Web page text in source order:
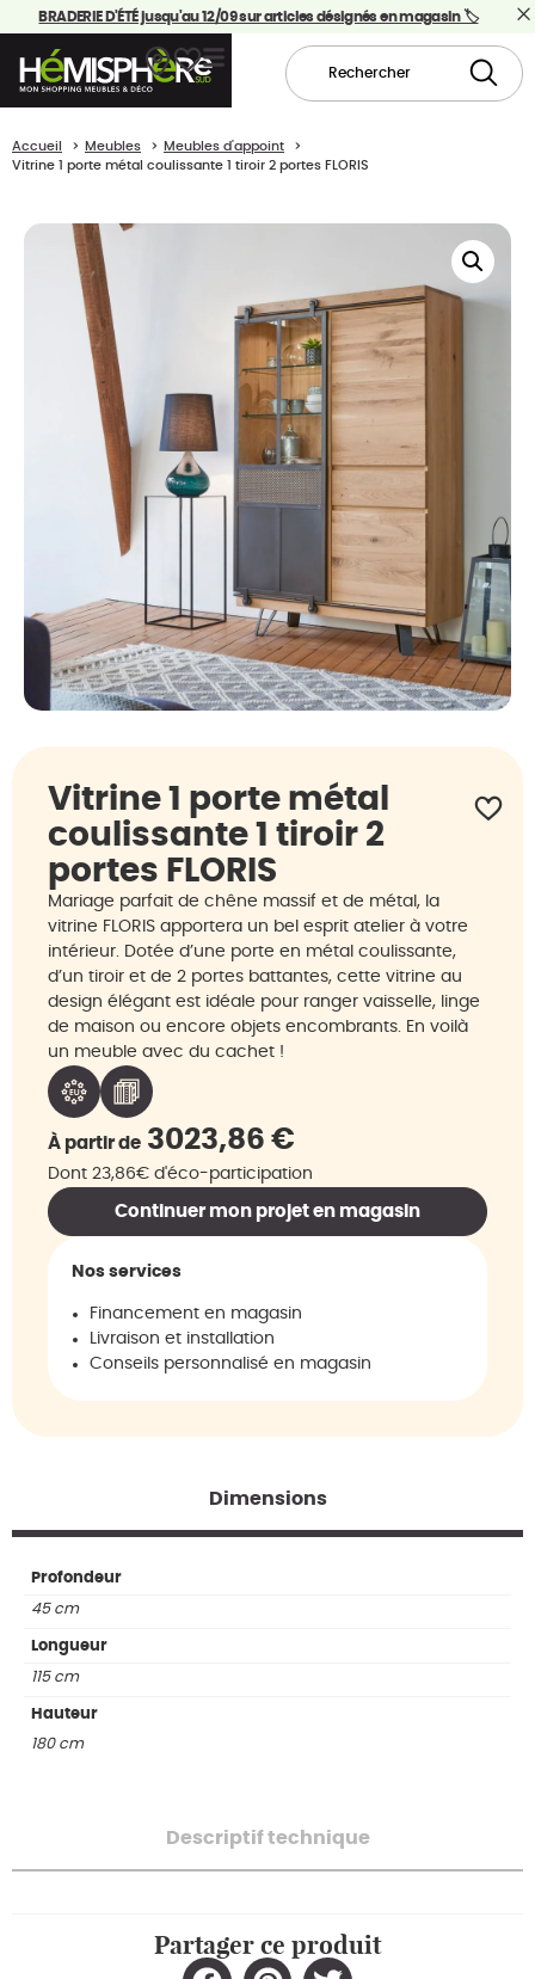
BRADERIE D'ÉTÉ jusqu'au 12/09 sur articles désignés en magasin 🏷️
Accueil Meubles
Meubles d'appoint
Vitrine 1 porte métal coulissante 1 tiroir 2 portes FLORIS
Vitrine 1 porte métal
coulissante 1 tiroir 2
portes FLORIS
Mariage parfait de chêne massif et de métal, la
vitrine FLORIS apportera un bel esprit atelier à votre
intérieur. Dotée d’une porte en métal coulissante,
d’un tiroir et de 2 portes battantes, cette vitrine au
design élégant est idéale pour ranger vaisselle, linge
de maison ou encore objets encombrants. En voilà
un meuble avec du cachet !
À partir de 3023,86 €
Dont 23,86€ d'éco-participation
Continuer mon projet en magasin
Nos services
Financement en magasin
Livraison et installation
Conseils personnalisé en magasin
Dimensions
Descriptif technique
Profondeur
45 cm
Longueur
115 cm
Hauteur
180 cm
Partager ce produit